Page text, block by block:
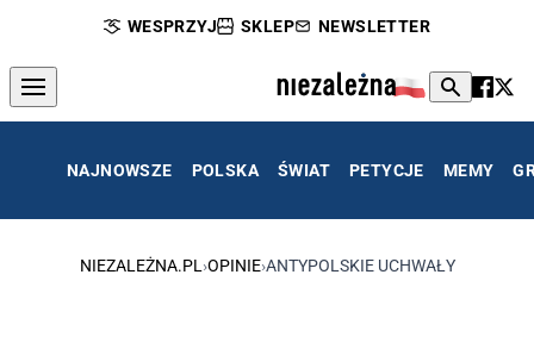
WESPRZYJ SKLEP NEWSLETTER
NAJNOWSZE POLSKA ŚWIAT PETYCJE MEMY
NIEZALEŻNA.PL ›OPINIE›ANTYPOLSKIE UCHWAŁY